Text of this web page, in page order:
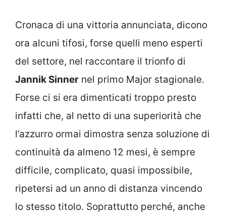
Cronaca di una vittoria annunciata, dicono
ora alcuni tifosi, forse quelli meno esperti
del settore, nel raccontare il trionfo di
Jannik Sinner nel primo Major stagionale.
Forse ci si era dimenticati troppo presto
infatti che, al netto di una superiorità che
l’azzurro ormai dimostra senza soluzione di
continuità da almeno 12 mesi, è sempre
difficile, complicato, quasi impossibile,
ripetersi ad un anno di distanza vincendo
lo stesso titolo. Soprattutto perché, anche